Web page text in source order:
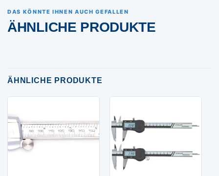
DAS KÖNNTE IHNEN AUCH GEFALLEN
ÄHNLICHE PRODUKTE
ÄHNLICHE PRODUKTE